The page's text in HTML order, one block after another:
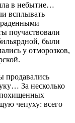
в небытие…
всплывать
поучаствовали
были
у отморозков,
продавались
За несколько
похищенных
чепуху: всего